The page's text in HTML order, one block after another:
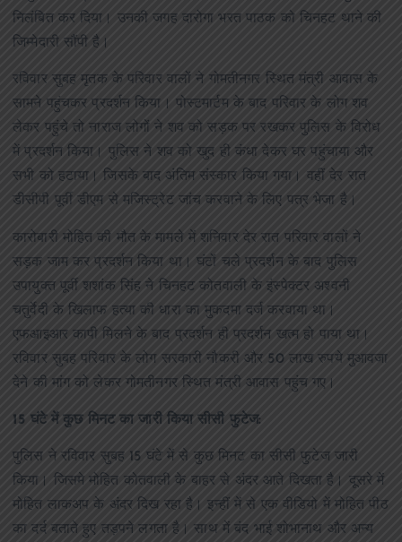
निलंबित कर दिया। उनकी जगह दारोगा भरत पाठक को चिनहट थाने की
जिम्मेदारी सौंपी है।
रविवार सुबह मृतक के परिवार वालों ने गोमतीनगर स्थित मंत्री आवास के
सामने पहुंचकर प्रदर्शन किया। पोस्टमार्टम के बाद परिवार के लोग शव
लेकर पहुंचे तो नाराज लोगों ने शव को सड़क पर रखकर पुलिस के विरोध
में प्रदर्शन किया। पुलिस ने शव को खुद ही कंधा देकर घर पहुंचाया और
सभी को हटाया। जिसके बाद अंतिम संस्कार किया गया। वहीं देर रात
डीसीपी पूर्वी डीएम से मजिस्ट्रेट जांच करवाने के लिए पत्र भेजा है।
कारोबारी मोहित की मौत के मामले में शनिवार देर रात परिवार वालों ने
सड़क जाम कर प्रदर्शन किया था। घंटों चले प्रदर्शन के बाद पुलिस
उपायुक्त पूर्वी शशांक सिंह ने चिनहट कोतवाली के इंस्पेक्टर अश्वनी
चतुर्वेदी के खिलाफ हत्या की धारा का मुकदमा दर्ज करवाया था।
एफआइआर कापी मिलने के बाद प्रदर्शन ही प्रदर्शन खत्म हो पाया था।
रविवार सुबह परिवार के लोग सरकारी नौकरी और 50 लाख रुपये मुआवजा
देने की मांग को लेकर गोमतीनगर स्थित मंत्री आवास पहुंच गए।
15 घंटे में कुछ मिनट का जारी किया सीसी फुटेज:
पुलिस ने रविवार सुबह 15 घंटे में से कुछ मिनट का सीसी फुटेज जारी
किया। जिसमे मोहित कोतवाली के बाहर से अंदर आते दिखता है। दूसरे में
मोहित लाकअप के अंदर दिख रहा है। इन्हीं में से एक वीडियो में मोहित पीठ
का दर्द बताते हुए तड़पने लगता है। साथ में बंद भाई शोभानाथ और अन्य